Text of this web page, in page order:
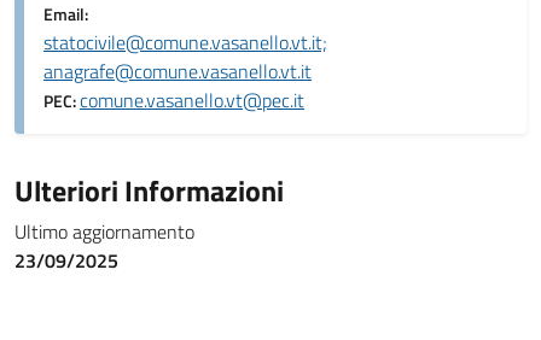
Email:
statocivile@comune.vasanello.vt.it;
anagrafe@comune.vasanello.vt.it
PEC:comune.vasanello.vt@pec.it
Ulteriori Informazioni
Ultimo aggiornamento
23/09/2025